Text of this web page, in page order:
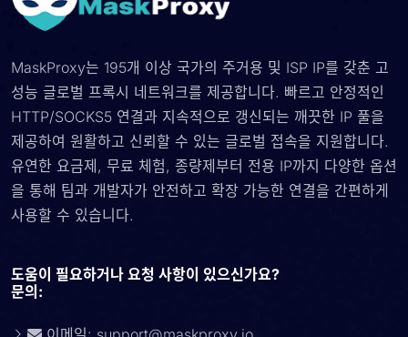
MaskProxy는 195개 이상 국가의 주거용 및 ISP IP를 갖춘 고
성능 글로벌 프록시 네트워크를 제공합니다. 빠르고 안정적인
HTTP/SOCKS5 연결과 지속적으로 갱신되는 깨끗한 IP 풀을
제공하여 원활하고 신뢰할 수 있는 글로벌 접속을 지원합니다.
유연한 요금제, 무료 체험, 종량제부터 전용 IP까지 다양한 옵션
을 통해 팀과 개발자가 안전하고 확장 가능한 연결을 간편하게
사용할 수 있습니다.
도움이 필요하거나 요청 사항이 있으신가요?
문의: